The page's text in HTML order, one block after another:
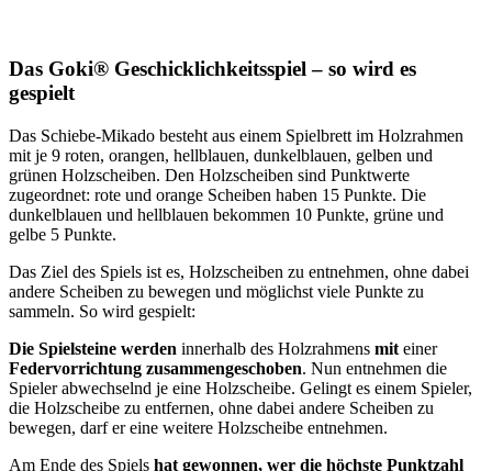
Das Goki® Geschicklichkeitsspiel – so wird es
gespielt
Das Schiebe-Mikado besteht aus einem Spielbrett im Holzrahmen
mit je 9 roten, orangen, hellblauen, dunkelblauen, gelben und
grünen Holzscheiben. Den Holzscheiben sind Punktwerte
zugeordnet: rote und orange Scheiben haben 15 Punkte. Die
dunkelblauen und hellblauen bekommen 10 Punkte, grüne und
gelbe 5 Punkte.
Das Ziel des Spiels ist es, Holzscheiben zu entnehmen, ohne dabei
andere Scheiben zu bewegen und möglichst viele Punkte zu
sammeln. So wird gespielt:
Die Spielsteine werden innerhalb des Holzrahmens mit einer
Federvorrichtung zusammengeschoben. Nun entnehmen die
Spieler abwechselnd je eine Holzscheibe. Gelingt es einem Spieler,
die Holzscheibe zu entfernen, ohne dabei andere Scheiben zu
bewegen, darf er eine weitere Holzscheibe entnehmen.
Am Ende des Spiels hat gewonnen, wer die höchste Punktzahl